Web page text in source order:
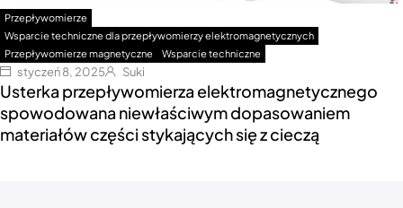
Przepływomierze
Wsparcie techniczne dla przepływomierzy elektromagnetycznych
Przepływomierze magnetyczne
Wsparcie techniczne
styczeń 8, 2025 Suki
Usterka przepływomierza elektromagnetycznego
spowodowana niewłaściwym dopasowaniem
materiałów części stykających się z cieczą